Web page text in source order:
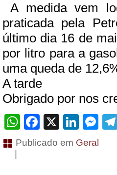
A medida vem
praticada pela
último dia 16 de
por litro para a
uma queda de
A tarde
Obrigado por nos
WhatsApp
Facebook
X
Publicado em Geral